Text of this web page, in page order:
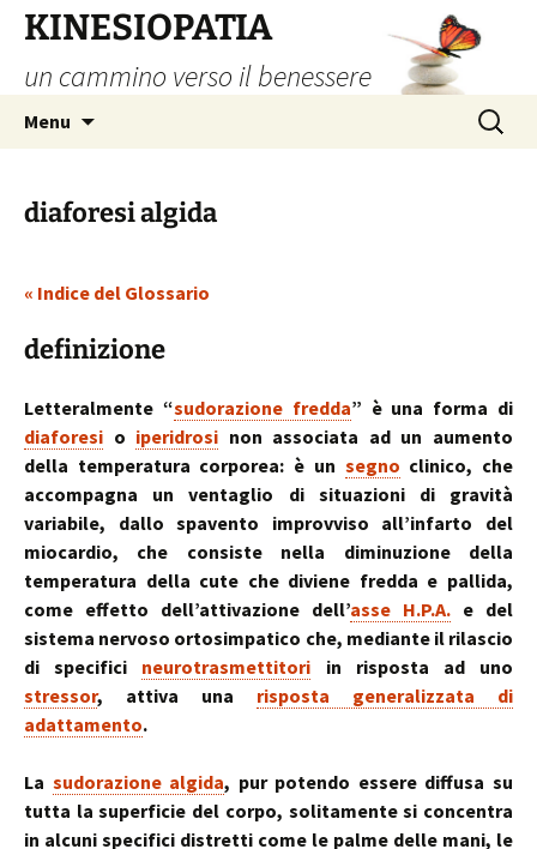
contenuto
KINESIOPATIA
un cammino verso il benessere
Menu
Ricerca
per:
diaforesi algida
« Indice del Glossario
definizione
Letteralmente “sudorazione fredda” è una forma di
diaforesi o iperidrosi non associata ad un aumento
della temperatura corporea: è un segno clinico, che
accompagna un ventaglio di situazioni di gravità
variabile, dallo spavento improvviso all’infarto del
miocardio, che consiste nella diminuzione della
temperatura della cute che diviene fredda e pallida,
come effetto dell’attivazione dell’asse H.P.A. e del
sistema nervoso ortosimpatico che, mediante il rilascio
di specifici neurotrasmettitori in risposta ad uno
stressor, attiva una risposta generalizzata di
adattamento.
La sudorazione algida, pur potendo essere diffusa su
tutta la superficie del corpo, solitamente si concentra
in alcuni specifici distretti come le palme delle mani, le